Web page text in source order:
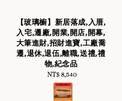
【玻璃櫥】新居落成,入厝,
入宅,遷廠,開業,開店,開幕,
大筆進財,招財進寶,工廠喬
遷,退休,退伍,離職,送禮,禮
物,紀念品
Regular
price
NT$ 8,540